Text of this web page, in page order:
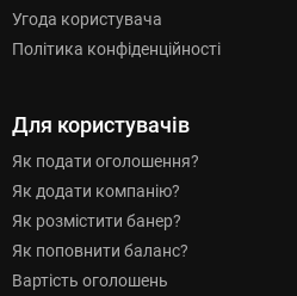
Угода користувача
Політика конфіденційності
Для користувачів
Як подати оголошення?
Як додати компанію?
Як розмістити банер?
Як поповнити баланс?
Вартість оголошень